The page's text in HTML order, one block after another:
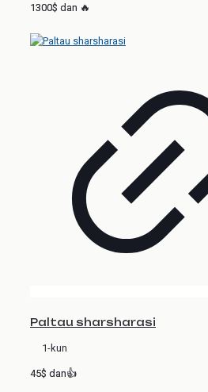
1300$ dan 🔥
Paltau sharsharasi
1-kun
45$ dan👍